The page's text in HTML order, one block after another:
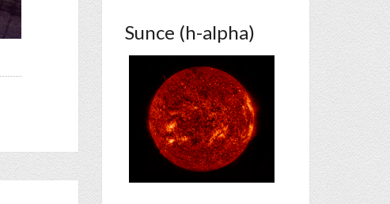
Sunce (h-alpha)